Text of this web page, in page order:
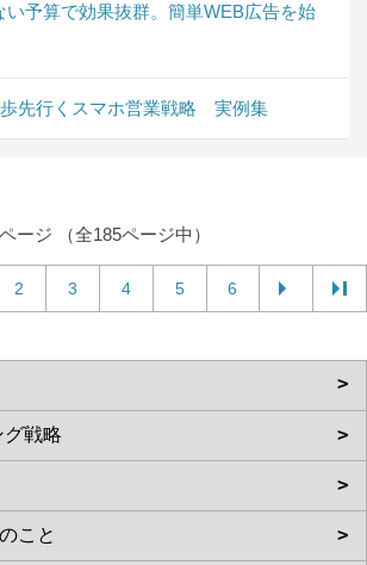
い予算で効果抜群。簡単WEB広告を始
先行くスマホ営業戦略 実例集
ージ （全185ページ中）
2 3 4 5 6